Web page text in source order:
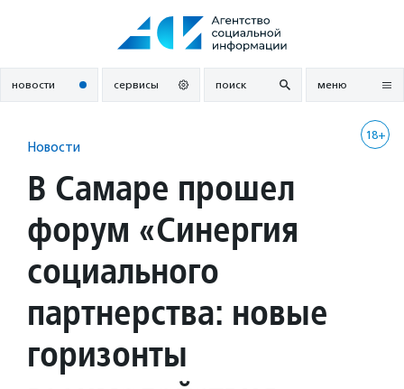
новости сервисы поиск меню
18+
Новости
В Самаре прошел
форум «Синергия
социального
партнерства: новые
горизонты